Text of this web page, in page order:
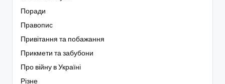
Поради
Правопис
Привітання та побажання
Прикмети та забубони
Про війну в Україні
Різне